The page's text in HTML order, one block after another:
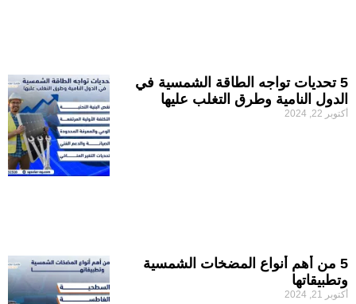
5 تحديات تواجه الطاقة الشمسية في
الدول النامية وطرق التغلب عليها
أكتوبر 22, 2024
5 من أهم أنواع المضخات الشمسية
وتطبيقاتها
أكتوبر 21, 2024